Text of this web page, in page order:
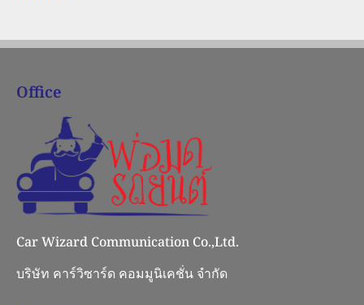
Office
Car Wizard Communication Co.,Ltd.
บริษัท คาร์วิซาร์ด คอมมูนิเคชั่น จำกัด